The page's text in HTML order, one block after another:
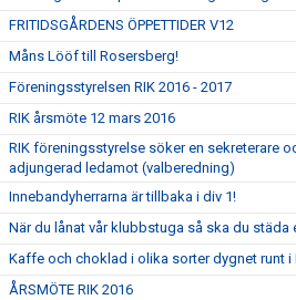
FRITIDSGÅRDENS ÖPPETTIDER V12
Måns Lööf till Rosersberg!
Föreningsstyrelsen RIK 2016 - 2017
RIK årsmöte 12 mars 2016
RIK föreningsstyrelse söker en sekreterare
adjungerad ledamot (valberedning)
Innebandyherrarna är tillbaka i div 1!
När du lånat vår klubbstuga så ska du städa
Kaffe och choklad i olika sorter dygnet runt i
ÅRSMÖTE RIK 2016